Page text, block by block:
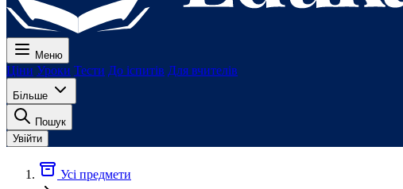
Меню
Ціни Уроки Тести До іспитів Для вчителів
Більше
Пошук
Увійти
Усі предмети